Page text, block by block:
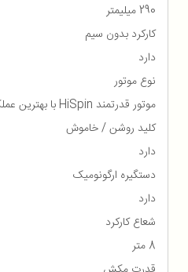
290 میلیمتر
کارکرد بدون سیم
دارد
نوع موتور
موتور قدرتمند HiSpin با بهترین عملکرد و طول عمر بالا
کلید روشن / خاموش
دارد
دستگیره ارگونومیک
دارد
شعاع کارکرد
8 متر